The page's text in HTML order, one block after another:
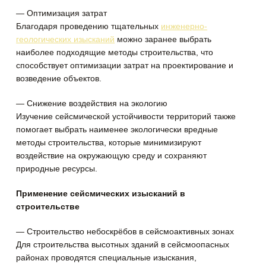
— Оптимизация затрат
Благодаря проведению тщательных инженерно-
геологических изысканий можно заранее выбрать
наиболее подходящие методы строительства, что
способствует оптимизации затрат на проектирование и
возведение объектов.
— Снижение воздействия на экологию
Изучение сейсмической устойчивости территорий также
помогает выбрать наименее экологически вредные
методы строительства, которые минимизируют
воздействие на окружающую среду и сохраняют
природные ресурсы.
Применение сейсмических изысканий в
строительстве
— Строительство небоскрёбов в сейсмоактивных зонах
Для строительства высотных зданий в сейсмоопасных
районах проводятся специальные изыскания,